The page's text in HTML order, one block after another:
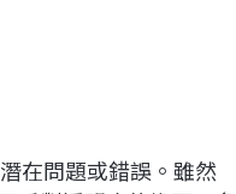
在問題或錯誤。雖然